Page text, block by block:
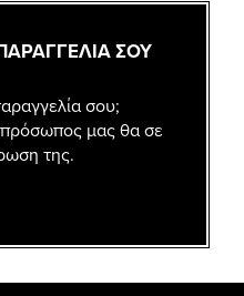
ΣΟΥ
σου;
μας θα σε
της.